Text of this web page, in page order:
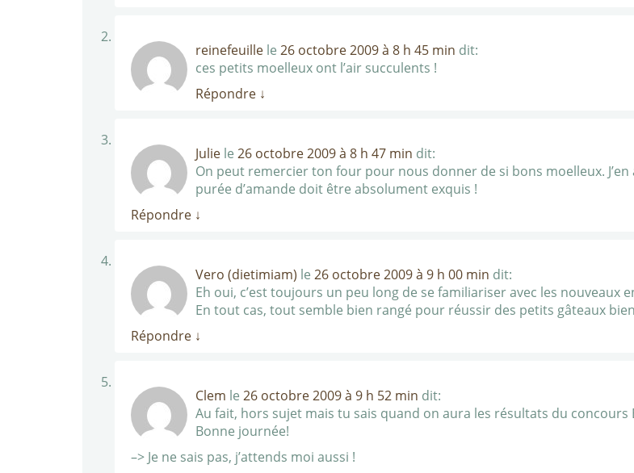
reinefeuille le 26 octobre 2009 à 8 h 45 min dit:
ces petits moelleux ont l’air succulents !
Répondre ↓
Julie le 26 octobre 2009 à 8 h 47 min dit:
On peut remercier ton four pour nous donner de si bons moelleux.
purée d’amande doit être absolument exquis !
Répondre ↓
Vero (dietimiam) le 26 octobre 2009 à 9 h 00 min dit:
Eh oui, c’est toujours un peu long de se familiariser avec les nouveaux
En tout cas, tout semble bien rangé pour réussir des petits gâteaux
Répondre ↓
Clem le 26 octobre 2009 à 9 h 52 min dit:
Au fait, hors sujet mais tu sais quand on aura les résultats du concours
Bonne journée!
–> Je ne sais pas, j’attends moi aussi !